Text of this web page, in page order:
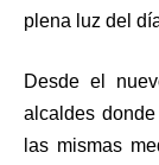
plena luz del
Desde el
alcaldes
las mismas